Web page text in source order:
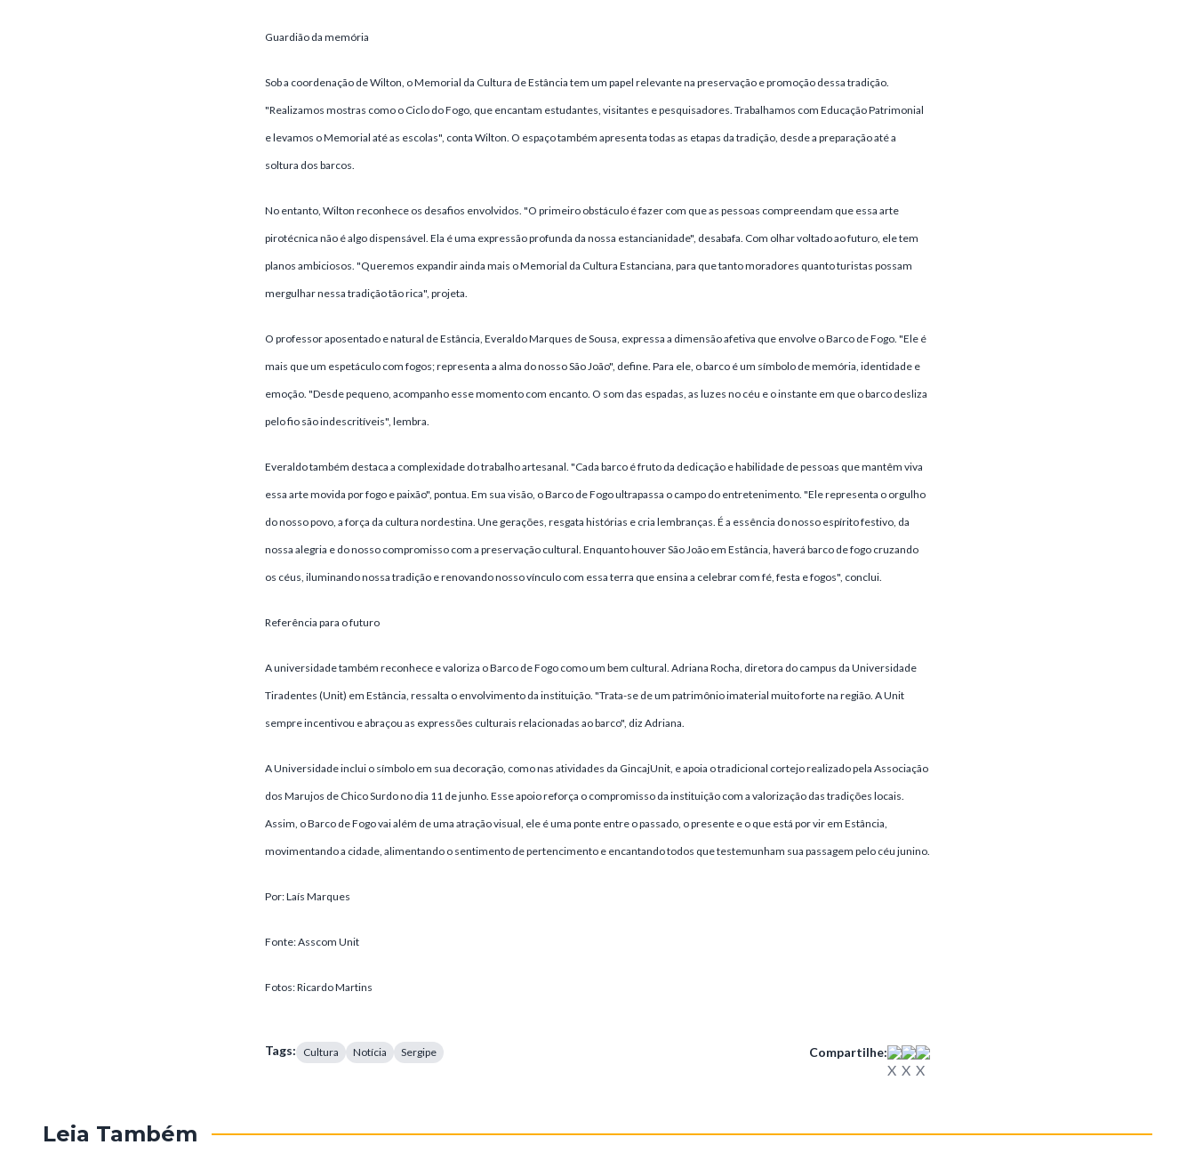
Guardião da memória
Sob a coordenação de Wilton, o Memorial da Cultura de Estância tem um papel relevante na preservação e promoção dessa tradição.
"Realizamos mostras como o Ciclo do Fogo, que encantam estudantes, visitantes e pesquisadores. Trabalhamos com Educação Patrimonial
e levamos o Memorial até as escolas", conta Wilton. O espaço também apresenta todas as etapas da tradição, desde a preparação até a
soltura dos barcos.
No entanto, Wilton reconhece os desafios envolvidos. "O primeiro obstáculo é fazer com que as pessoas compreendam que essa arte
pirotécnica não é algo dispensável. Ela é uma expressão profunda da nossa estancianidade", desabafa. Com olhar voltado ao futuro, ele tem
planos ambiciosos. "Queremos expandir ainda mais o Memorial da Cultura Estanciana, para que tanto moradores quanto turistas possam
mergulhar nessa tradição tão rica", projeta.
O professor aposentado e natural de Estância, Everaldo Marques de Sousa, expressa a dimensão afetiva que envolve o Barco de Fogo. "Ele é
mais que um espetáculo com fogos; representa a alma do nosso São João", define. Para ele, o barco é um símbolo de memória, identidade e
emoção. "Desde pequeno, acompanho esse momento com encanto. O som das espadas, as luzes no céu e o instante em que o barco desliza
pelo fio são indescritíveis", lembra.
Everaldo também destaca a complexidade do trabalho artesanal. "Cada barco é fruto da dedicação e habilidade de pessoas que mantêm viva
essa arte movida por fogo e paixão", pontua. Em sua visão, o Barco de Fogo ultrapassa o campo do entretenimento. "Ele representa o orgulho
do nosso povo, a força da cultura nordestina. Une gerações, resgata histórias e cria lembranças. É a essência do nosso espírito festivo, da
nossa alegria e do nosso compromisso com a preservação cultural. Enquanto houver São João em Estância, haverá barco de fogo cruzando
os céus, iluminando nossa tradição e renovando nosso vínculo com essa terra que ensina a celebrar com fé, festa e fogos", conclui.
Referência para o futuro
A universidade também reconhece e valoriza o Barco de Fogo como um bem cultural. Adriana Rocha, diretora do campus da Universidade
Tiradentes (Unit) em Estância, ressalta o envolvimento da instituição. "Trata-se de um patrimônio imaterial muito forte na região. A Unit
sempre incentivou e abraçou as expressões culturais relacionadas ao barco", diz Adriana.
A Universidade inclui o símbolo em sua decoração, como nas atividades da GincajUnit, e apoia o tradicional cortejo realizado pela Associação
dos Marujos de Chico Surdo no dia 11 de junho. Esse apoio reforça o compromisso da instituição com a valorização das tradições locais.
Assim, o Barco de Fogo vai além de uma atração visual, ele é uma ponte entre o passado, o presente e o que está por vir em Estância,
movimentando a cidade, alimentando o sentimento de pertencimento e encantando todos que testemunham sua passagem pelo céu junino.
Por: Laís Marques
Fonte: Asscom Unit
Fotos: Ricardo Martins
Tags: Cultura Notícia Sergipe Compartilhe:
Leia Também